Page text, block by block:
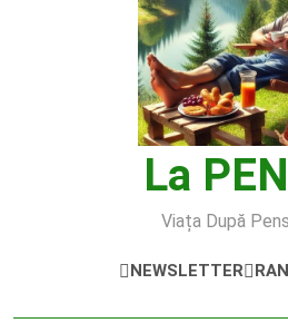
La
Viața După
NEWSLETTER